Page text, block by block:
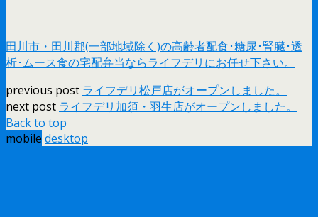
田川市・田川郡(一部地域除く)の高齢者配食･糖尿･腎臓･透
析･ムース食の宅配弁当ならライフデリにお任せ下さい。
previous post ライフデリ松戸店がオープンしました。
next post ライフデリ加須・羽生店がオープンしました。
Back to top
mobile desktop